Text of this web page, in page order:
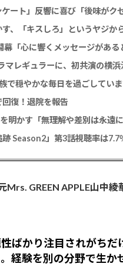
ト」反響に喜び「後味がクセ
「心に響くメッセージがある
レギュラーに、初共演の横浜
で穏やかな毎日を過ごしてい
復！退院を報告
Season2」第3話視聴率は7.7
Mrs. GREEN APPLE山中
ばかり注目されがちだ
経験を別の分野で生か